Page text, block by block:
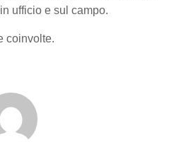
ufficio e sul campo.
coinvolte.